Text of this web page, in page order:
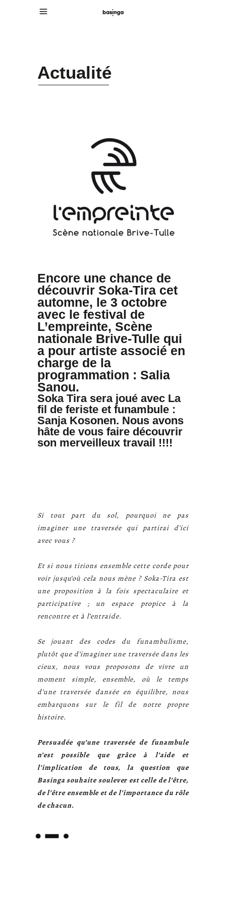
Actualité
Encore une chance de
découvrir Soka-Tira cet
automne, le 3 octobre
avec le festival de
L’empreinte, Scène
nationale Brive-Tulle qui
a pour artiste associé en
charge de la
programmation : Salia
Sanou.
Soka Tira sera joué avec La
fil de feriste et funambule :
Sanja Kosonen. Nous avons
hâte de vous faire découvrir
son merveilleux travail !!!!
Si tout part du sol, pourquoi ne pas
imaginer une traversée qui partirai d’ici
avec vous ?
Et si nous tirions ensemble cette corde pour
voir jusqu’où cela nous mène ? Soka-Tira est
une proposition à la fois spectaculaire et
participative ; un espace propice à la
rencontre et à l’entraide.
Se jouant des codes du funambulisme,
plutôt que d’imaginer une traversée dans les
cieux, nous vous proposons de vivre un
moment simple, ensemble, où le temps
d’une traversée dansée en équilibre, nous
embarquons sur le fil de notre propre
histoire.
Persuadée qu’une traversée de funambule
n’est possible que grâce à l’aide et
l’implication de tous, la question que
Basinga souhaite soulever est celle de l’être,
de l’être ensemble et de l’importance du rôle
de chacun.